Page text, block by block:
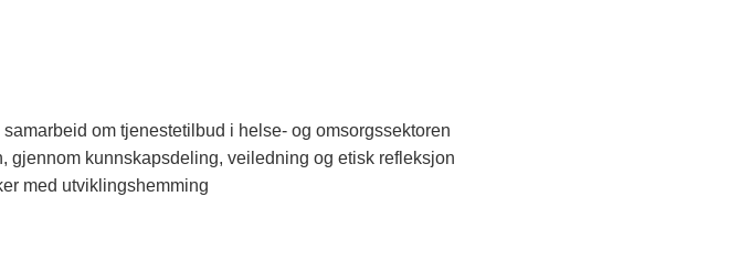
om tjenestetilbud i helse- og omsorgssektoren
gjennom kunnskapsdeling, veiledning og etisk refleksjon
med utviklingshemming